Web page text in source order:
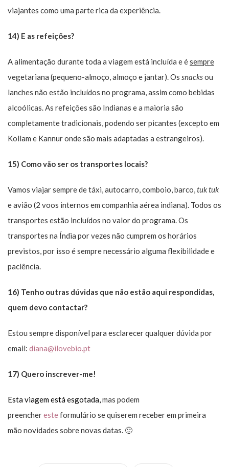
viajantes como uma parte rica da experiência.
14) E as refeições?
A alimentação durante toda a viagem está incluída e ésempre
vegetariana (pequeno-almoço, almoço e jantar). Os snacksou
lanches não estão incluídos no programa, assim como bebidas
alcoólicas. As refeições são Indianas e a maioria são
completamente tradicionais, podendo ser picantes (excepto em
Kollam e Kannur onde são mais adaptadas a estrangeiros).
15) Como vão ser os transportes locais?
Vamos viajar sempre de táxi, autocarro, comboio, barco,tuk tuk
e avião (2 voos internos em companhia aérea indiana). Todos os
transportes estão incluídos no valor do programa. Os
transportes na Índia por vezes não cumprem os horários
previstos, por isso é sempre necessário alguma flexibilidade e
paciência.
16) Tenho outras dúvidas que não estão aqui respondidas,
quem devo contactar?
Estou sempre disponível para esclarecer qualquer dúvida por
email: diana@ilovebio.pt
17) Quero inscrever-me!
Esta viagem está esgotada,mas podem
preencheresteformulário se quiserem receber em primeira
mão novidades sobre novas datas. 🙂